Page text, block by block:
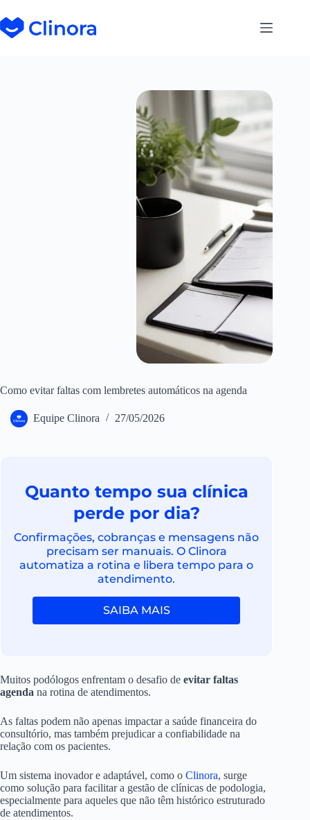
Como evitar faltas com lembretes automáticos na agenda
Equipe Clinora 27/05/2026
Quanto tempo sua clínica
perde por dia?
Confirmações, cobranças e mensagens não
precisam ser manuais. O Clinora
automatiza a rotina e libera tempo para o
atendimento.
SAIBA MAIS
Muitos podólogos enfrentam o desafio de evitar faltas
agenda na rotina de atendimentos.
As faltas podem não apenas impactar a saúde financeira do
consultório, mas também prejudicar a confiabilidade na
relação com os pacientes.
Um sistema inovador e adaptável, como o Clinora, surge
como solução para facilitar a gestão de clínicas de podologia,
especialmente para aqueles que não têm histórico estruturado
de atendimentos.